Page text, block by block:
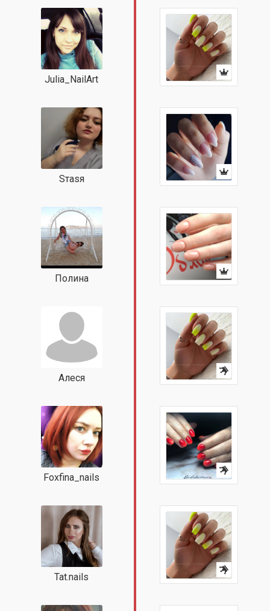
Julia_NailArt
Sтаsя
Полина
Алеся
Foxfina_nails
Tat.nails